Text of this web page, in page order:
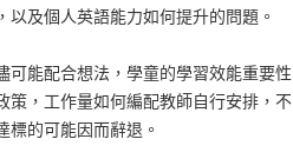
及個人英語能力如何提升的問題。
能配合想法，學童的學習效能重要性
策，工作量如何編配教師自行安排，不
的可能因而辭退。